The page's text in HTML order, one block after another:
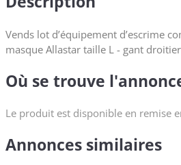
Vends lot d’équipement d’escrime
masque Allastar taille L - gant
Où se trouve
Le produit est disponible en remise
Annonces similaires